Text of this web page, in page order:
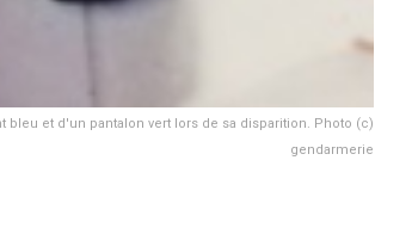
et d'un pantalon vert lors de sa disparition. Photo (c)
gendarmerie